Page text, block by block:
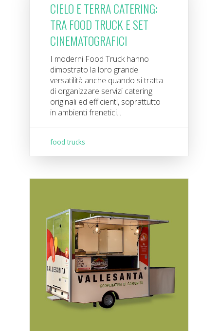
CIELO E TERRA CATERING:
TRA FOOD TRUCK E SET
CINEMATOGRAFICI
I moderni Food Truck hanno
dimostrato la loro grande
versatilità anche quando si tratta
di organizzare servizi catering
originali ed efficienti, soprattutto
in ambienti frenetici...
food trucks